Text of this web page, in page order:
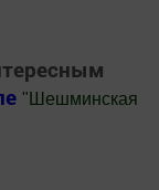
" Шешминская